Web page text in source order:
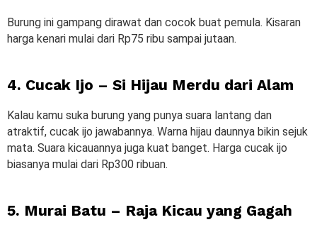
Burung ini gampang dirawat dan cocok buat pemula. Kisaran
harga kenari mulai dari Rp75 ribu sampai jutaan.
4. Cucak Ijo – Si Hijau Merdu dari Alam
Kalau kamu suka burung yang punya suara lantang dan
atraktif, cucak ijo jawabannya. Warna hijau daunnya bikin sejuk
mata. Suara kicauannya juga kuat banget. Harga cucak ijo
biasanya mulai dari Rp300 ribuan.
5. Murai Batu – Raja Kicau yang Gagah